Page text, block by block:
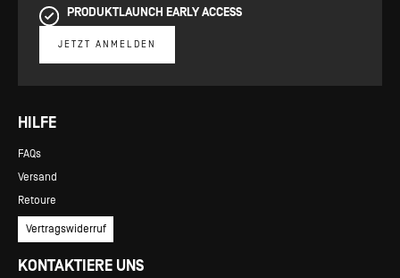
HILFE
FAQs
Versand
Retoure
Vertragswiderruf
KONTAKTIERE UNS
PRODUKTLAUNCH EARLY ACCESS
JETZT ANMELDEN